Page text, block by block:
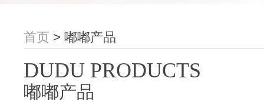
首页 > 嘟嘟产品
DUDU PRODUCTS
嘟嘟产品